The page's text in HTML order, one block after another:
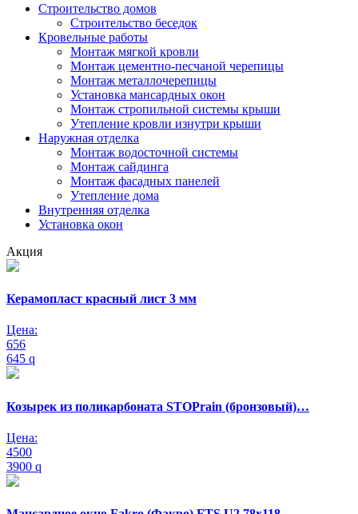
Строительство домов
Строительство беседок
Кровельные работы
Монтаж мягкой кровли
Монтаж цементно-песчаной черепицы
Монтаж металлочерепицы
Установка мансардных окон
Монтаж стропильной системы крыши
Утепление кровли изнутри крыши
Наружная отделка
Монтаж водосточной системы
Монтаж сайдинга
Монтаж фасадных панелей
Утепление дома
Внутренняя отделка
Установка окон
Акция
Керамопласт красный лист 3 мм
Цена:
656
645 q
Козырек из поликарбоната STOPrain (бронзовый)…
Цена:
4500
3900 q